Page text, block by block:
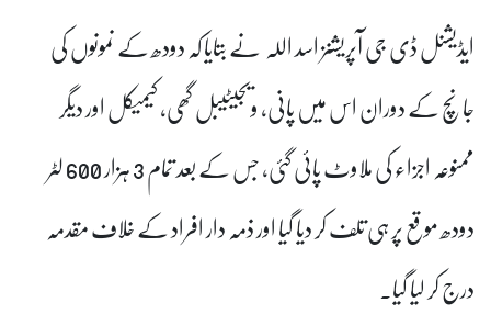
ایڈیشنل ڈی جی آپریشنز اسد اللہ نے بتایا کہ دودھ کے نمونوں کی
جانچ کے دوران اس میں پانی، ویجیٹیبل گھی، کیمیکل اور دیگر
ممنوعہ اجزاء کی ملاوٹ پائی گئی، جس کے بعد تمام 3 ہزار 600 لٹر
دودھ موقع پر ہی تلف کر دیا گیا اور ذمہ دار افراد کے خلاف مقدمہ
درج کر لیا گیا۔